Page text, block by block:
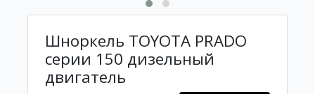
Шноркель TOYOTA PRADO
серии 150 дизельный
двигатель